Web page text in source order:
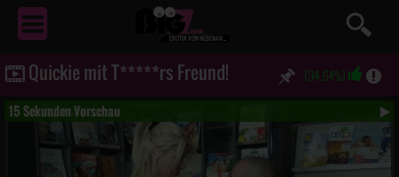
EROTIKVON NEBENAN ...
Quickie mit T*****rs Freund! (94.64%)
15 Sekunden Vorschau